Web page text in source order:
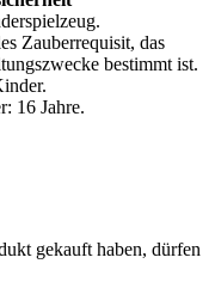
Zauberrequisit, das
bestimmt ist.
16 Jahre.
gekauft haben, dürfen